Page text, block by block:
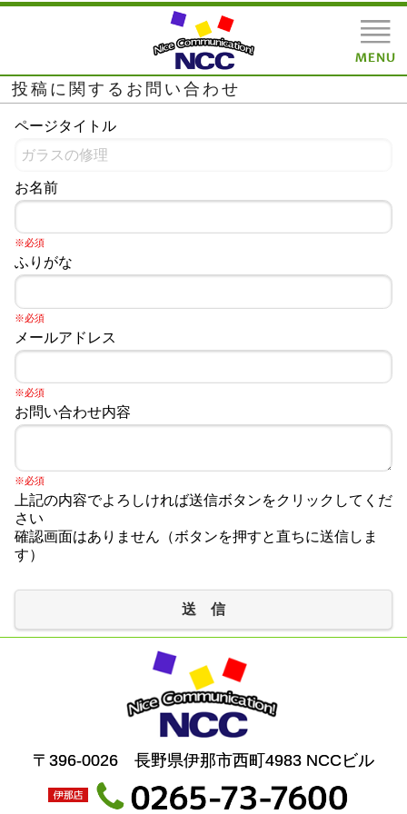
投稿に関するお問い合わせ
ページタイトル
お名前
※必須
ふりがな
※必須
メールアドレス
※必須
お問い合わせ内容
※必須
上記の内容でよろしければ送信ボタンをクリックしてくだ
さい
確認画面はありません（ボタンを押すと直ちに送信しま
す）
送 信
〒396-0026 長野県伊那市西町4983 NCCビル